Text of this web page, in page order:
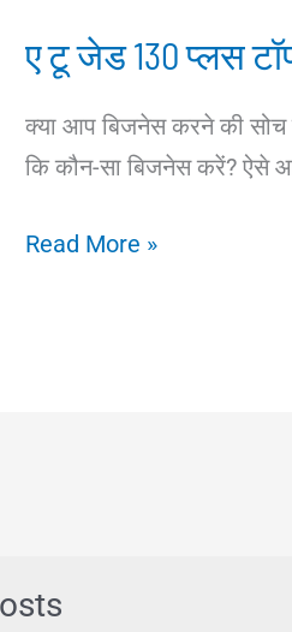
ए टू जेड 130 प्लस
क्या आप बिजनेस करने की सोच
कि कौन-सा बिजनेस करें? ऐसे
ए
A
Read More »